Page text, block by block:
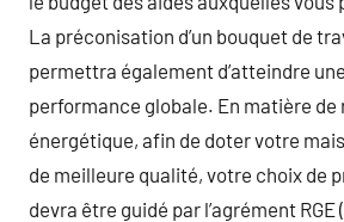
La préconisation d’un bouquet de
permettra également d’atteindre
performance globale. En matière de
énergétique, afin de doter votre
de meilleure qualité, votre choix de
devra être guidé par l’agrément RGE